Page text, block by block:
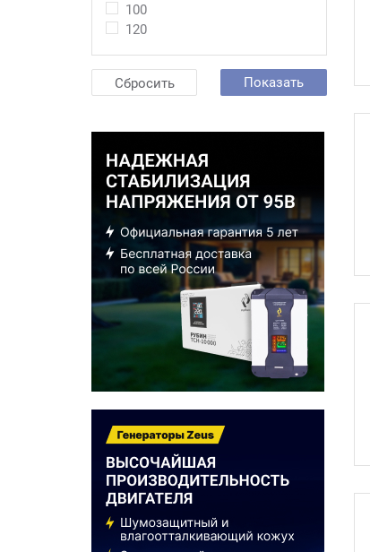
100
120
Сбросить Показать